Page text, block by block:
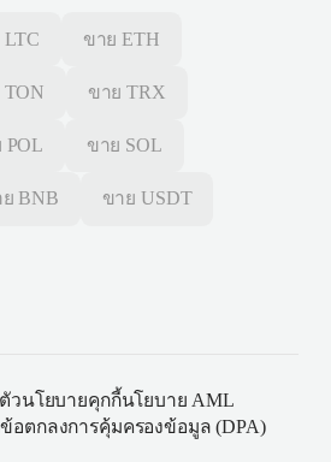
LTC ขาย ETH
TON ขาย TRX
POL ขาย SOL
BNB ขาย USDT
วนโยบายคุกกี้นโยบาย AML
ข้อตกลงการคุ้มครองข้อมูล (DPA)